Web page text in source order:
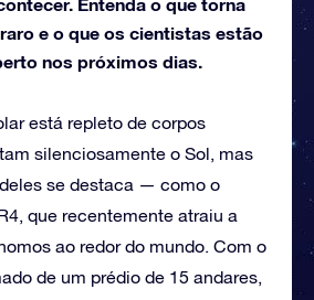
e o que os cientistas estão
nos próximos dias.
está repleto de corpos
silenciosamente o Sol, mas
se destaca — como o
que recentemente atraiu a
ao redor do mundo. Com o
de um prédio de 15 andares,